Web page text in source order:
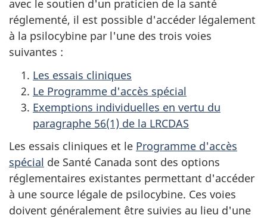
avec le soutien d'un praticien de la santé
réglementé, il est possible d'accéder légalement
à la psilocybine par l'une des trois voies
suivantes :
Les essais cliniques
Le Programme d'accès spécial
Exemptions individuelles en vertu du
paragraphe 56(1) de la LRCDAS
Les essais cliniques et le Programme d'accès
spécial de Santé Canada sont des options
réglementaires existantes permettant d'accéder
à une source légale de psilocybine. Ces voies
doivent généralement être suivies au lieu d'une